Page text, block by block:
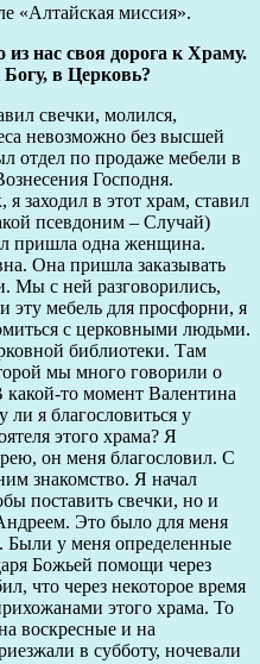
«Алтайская миссия».
нас своя дорога к Храму.
в Церковь?
свечки, молился,
невозможно без высшей
отдел по продаже мебели в
Господня.
заходил в этот храм, ставил
псевдоним – Случай)
пришла одна женщина.
Она пришла заказывать
Мы с ней разговорились,
эту мебель для просфорни, я
с церковными людьми.
библиотеки. Там
мы много говорили о
то момент Валентина
я благословиться у
этого храма? Я
он меня благословил. С
знакомство. Я начал
поставить свечки, но и
Это было для меня
Были у меня определенные
Божьей помощи через
что через некоторое время
этого храма. То
воскресные и на
в субботу, ночевали